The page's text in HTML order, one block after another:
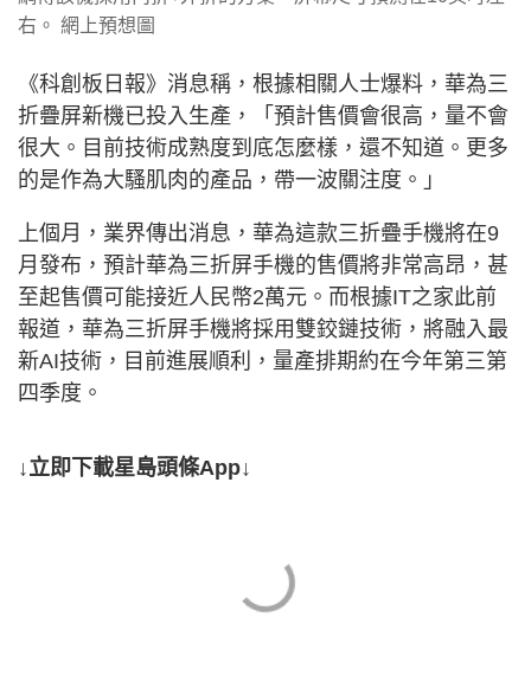
右。 網上預想圖
《科創板日報》消息稱，根據相關人士爆料，華為三
折疊屏新機已投入生產，「預計售價會很高，量不會
很大。目前技術成熟度到底怎麼樣，還不知道。更多
的是作為大騷肌肉的產品，帶一波關注度。」
上個月，業界傳出消息，華為這款三折疊手機將在9
月發布，預計華為三折屏手機的售價將非常高昂，甚
至起售價可能接近人民幣2萬元。而根據IT之家此前
報道，華為三折屏手機將採用雙鉸鏈技術，將融入最
新AI技術，目前進展順利，量產排期約在今年第三第
四季度。
↓立即下載星島頭條App↓